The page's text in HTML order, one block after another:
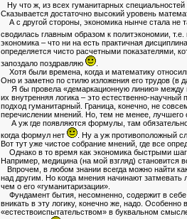
Ну что ж, из всех гуманитарных
Сказывается достаточно высокий уровень
А с другой стороны, экономика нынче стала не
сводилась главным образом к политэкономии,
экономика – что ни на есть практичная
определяется чисто расчетными показателями,
запоздало поздравляю
.
Хотя были времена, когда и математику
Оно и заметно по стилю изложения его трудов (в
Я бы провела «демаркационную линию» между
их внутренняя логика – это естественно-
подход гуманитарный. Граница, конечно, не
перечислении мнений. Но, тем не менее, лучшего
А уж где появляются формулы, там
когда формул нет
. Ну а уж противоположный
Вот тут уже чистое собрание мнений, где все
Однако в то время как экономика быстрыми
Например, медицина (на мой взгляд) становится
Впрочем, в любом знании всегда можно найти
над другим. Но когда мнения начинают затмевать
чем о его «гуманитаризации».
Фундамент бытия, несомненно, содержит в себе
вникать в эту логику, конечно же, надо.
«естествоиспытательством» в буквальном